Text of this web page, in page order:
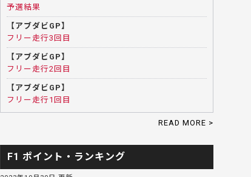
予選結果
【アブダビGP】
フリー走行3回目
【アブダビGP】
フリー走行2回目
【アブダビGP】
フリー走行1回目
READ MORE >
F1 ポイント・ランキング